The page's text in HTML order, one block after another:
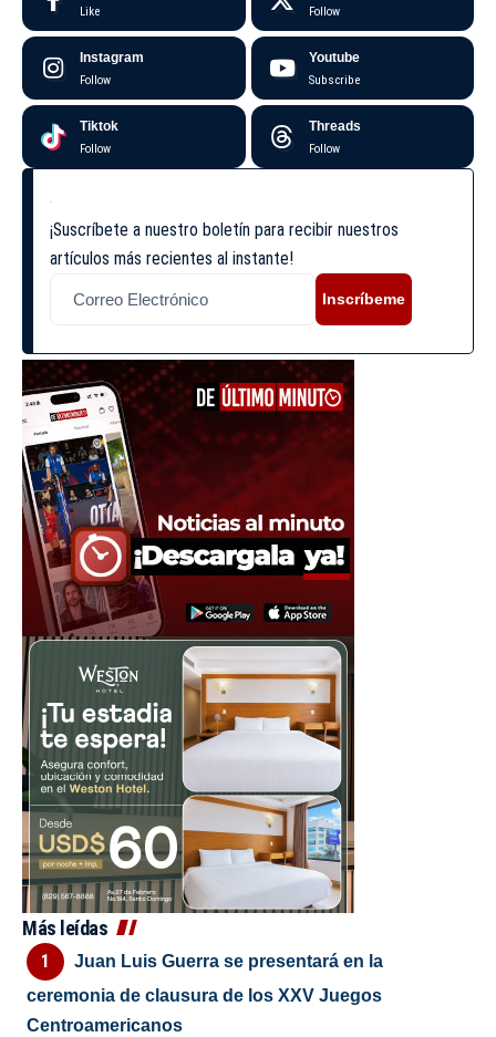
Like Follow
Instagram
Follow
Youtube
Subscribe
Tiktok
Follow
Threads
Follow
¡Suscríbete a nuestro boletín para recibir nuestros
artículos más recientes al instante!
Inscríbeme
Más leídas
Juan Luis Guerra se presentará en la
ceremonia de clausura de los XXV Juegos
Centroamericanos